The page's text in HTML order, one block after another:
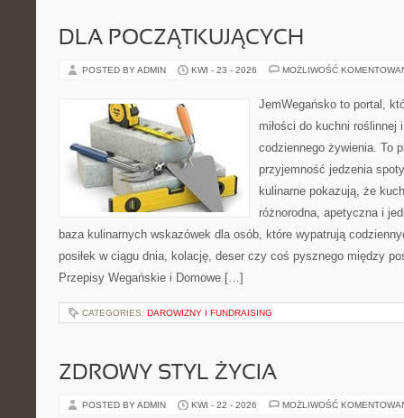
DLA POCZĄTKUJĄCYCH
POSTED BY ADMIN KWI - 23 - 2026 MOŻLIWOŚĆ
JemWegańsko to portal,
miłości do kuchni roślinnej
codziennego żywienia. To
przyjemność jedzenia
kulinarne pokazują, że
różnorodna, apetyczna i
baza kulinarnych wskazówek dla osób, które wypatrują
posiłek w ciągu dnia, kolację, deser czy coś pysznego między
Przepisy Wegańskie i Domowe […]
CATEGORIES: DAROWIZNY I FUNDRAISING
ZDROWY STYL ŻYCIA
POSTED BY ADMIN KWI - 22 - 2026 MOŻLIWOŚĆ